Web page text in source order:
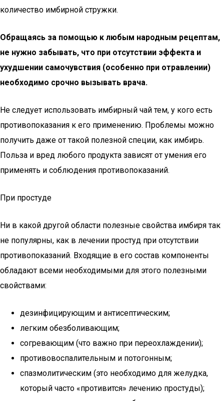
количество имбирной стружки.
Обращаясь за помощью к любым народным рецептам,
не нужно забывать, что при отсутствии эффекта и
ухудшении самочувствия (особенно при отравлении)
необходимо срочно вызывать врача.
Не следует использовать имбирный чай тем, у кого есть
противопоказания к его применению. Проблемы можно
получить даже от такой полезной специи, как имбирь.
Польза и вред любого продукта зависят от умения его
применять и соблюдения противопоказаний.
При простуде
Ни в какой другой области полезные свойства имбиря так
не популярны, как в лечении простуд при отсутствии
противопоказаний. Входящие в его состав компоненты
обладают всеми необходимыми для этого полезными
свойствами:
дезинфицирующим и антисептическим;
легким обезболивающим;
согревающим (что важно при переохлаждении);
противовоспалительным и потогонным;
спазмолитическим (это необходимо для желудка,
который часто «противится» лечению простуды);